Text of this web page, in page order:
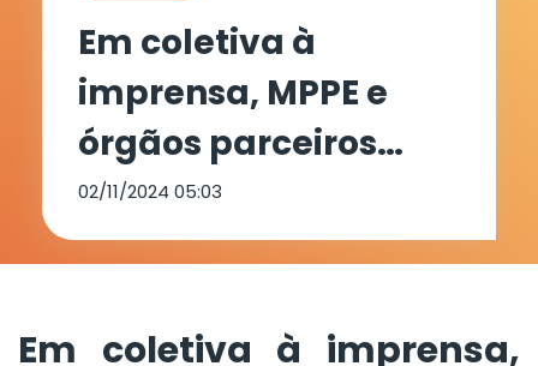
Em coletiva à
imprensa, MPPE e
órgãos parceiros
detalham a
investigação de
polo gesseiro do
02/11/2024 05:03
Em coletiva à imprensa,